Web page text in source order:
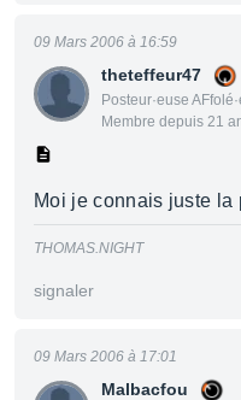
theteffeur47
Posteur·euse
Membre depuis 21
09 Mars 2006 à 16:59
Moi je connais juste la
THOMAS.NIGHT
signaler
Malbacfou
09 Mars 2006 à 17:01